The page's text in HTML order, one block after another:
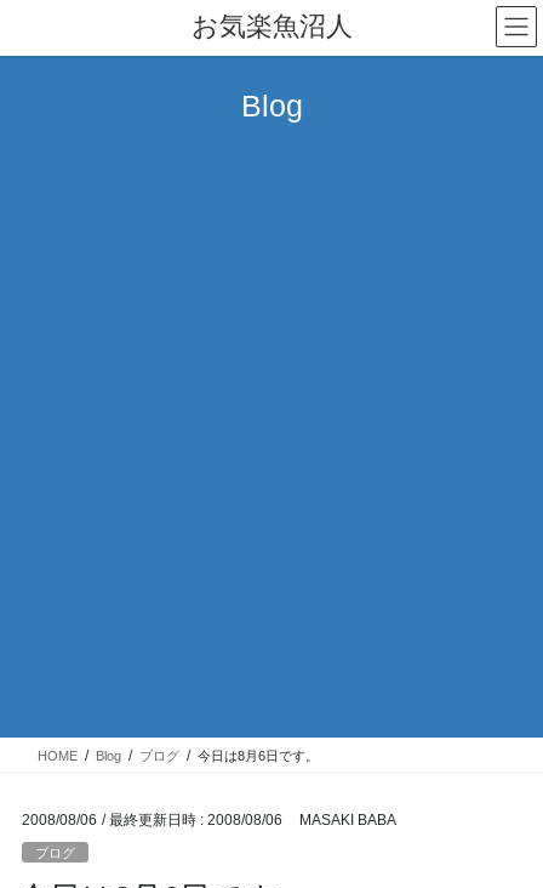
テ
ゲ
お気楽魚沼人
Blog
HOME Blog ブログ 今日は8月6日です。
2008/08/06 / 最終更新日時 : 2008/08/06 MASAKI BABA
ブログ